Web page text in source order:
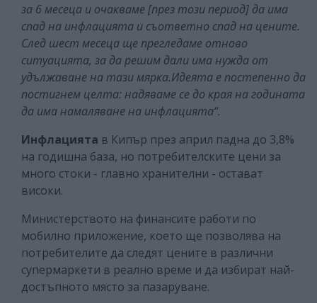
за 6 месеца и очакваме [през този период] да има
спад на инфлацията и съответно спад на цените.
След шест месеца ще прегледаме отново
ситуацията, за да решим дали има нужда от
удължаване на тази мярка.Идеята е постепенно да
постигнем целта: надяваме се до края на годината
да има намаляване на инфлацията“.
Инфлацията в Кипър през април падна до 3,8%
на годишна база, но потребителските цени за
много стоки - главно хранителни - остават
високи.
Министерството на финансите работи по
мобилно приложение, което ще позволява на
потребителите да следят цените в различни
супермаркети в реално време и да избират най-
достъпното място за пазаруване.